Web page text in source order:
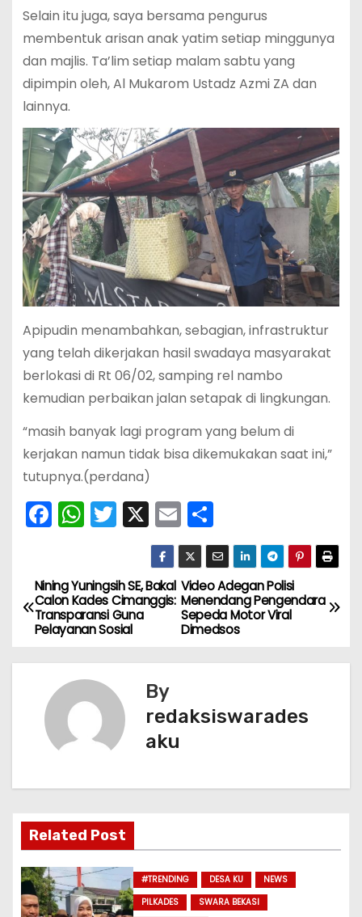
Selain itu juga, saya bersama pengurus
membentuk arisan anak yatim setiap minggunya
dan majlis. Ta’lim setiap malam sabtu yang
dipimpin oleh, Al Mukarom Ustadz Azmi ZA dan
lainnya.
Apipudin menambahkan, sebagian, infrastruktur
yang telah dikerjakan hasil swadaya masyarakat
berlokasi di Rt 06/02, samping rel nambo
kemudian perbaikan jalan setapak di lingkungan.
“masih banyak lagi program yang belum di
kerjakan namun tidak bisa dikemukakan saat ini,”
tutupnya.(perdana)
F
a
e
b
o
o
k
W
h
ts
A
p
p
T
w
er
X E
m
ai
l
S
h
ar
e
N
a
v
s
p
o
Video Adegan Polisi
Menendang Pengendara
Sepeda Motor Viral
Dimedsos
Nining Yuningsih SE, Bakal
Calon Kades Cimanggis:
Transparansi Guna
Pelayanan Sosial
By
redaksiswarades
aku
Related Post
#TRENDING DESA KU
NEWS
PILKADES
SWARA BEKASI